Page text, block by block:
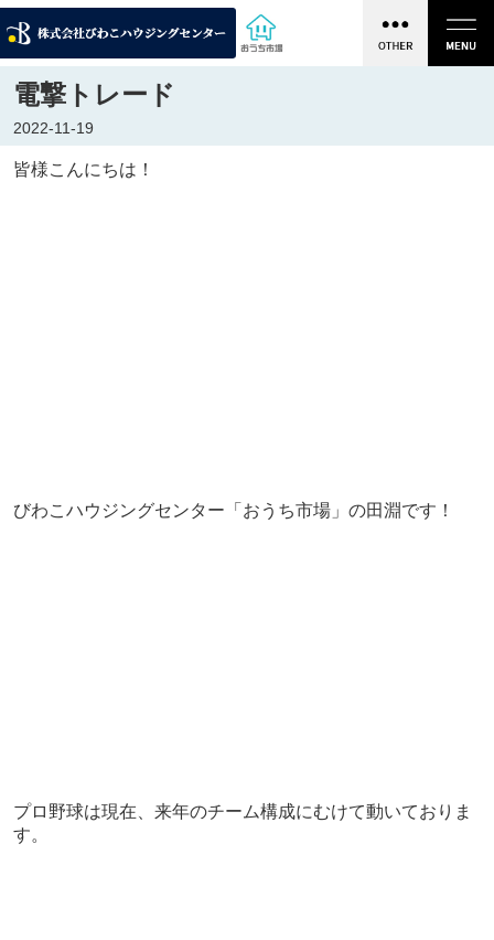
電撃トレード
2022-11-19
皆様こんにちは！
びわこハウジングセンター「おうち市場」の田淵です！
プロ野球は現在、来年のチーム構成にむけて動いておりま
す。